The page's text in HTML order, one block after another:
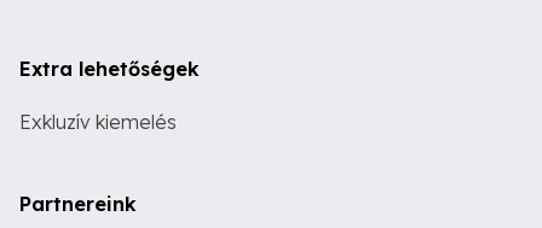
Extra lehetőségek
Exkluzív kiemelés
Partnereink